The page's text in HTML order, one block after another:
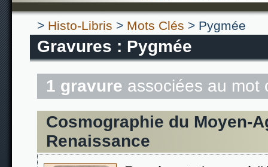
> Histo-Libris > Mots Clés > Pygmée
Gravures : Pygmée
1 gravure associées au mot
Cosmographie du Moyen-
Renaissance